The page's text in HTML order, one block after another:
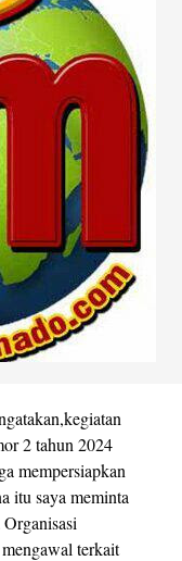
2 tahun 2024
mempersiapkan
itu saya meminta
terkait